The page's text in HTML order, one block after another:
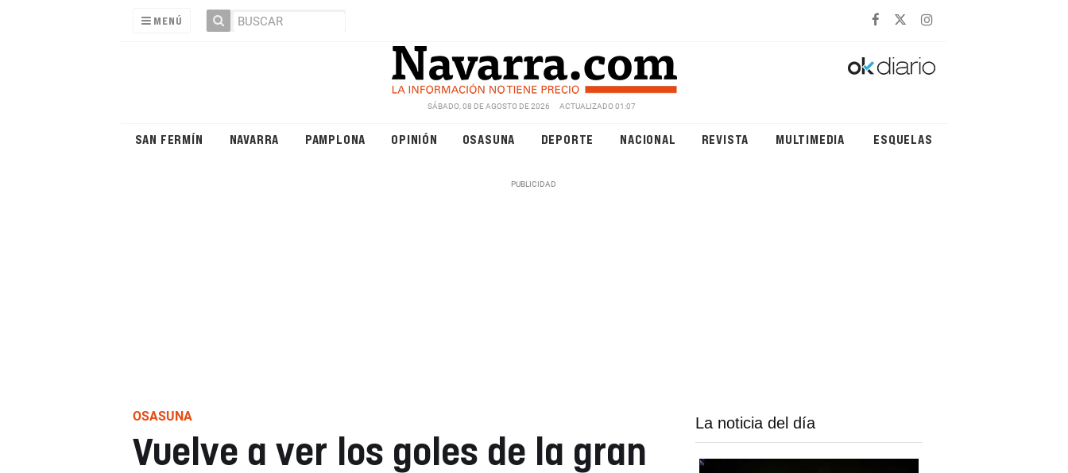
MENÚ
SÁBADO, 08 DE AGOSTO DE 2026 ACTUALIZADO 01:07
SAN FERMÍN NAVARRA PAMPLONA OPINIÓN OSASUNA DEPORTE NACIONAL REVISTA MULTIMEDIA ESQUELAS
OSASUNA
Vuelve a ver los goles de la gran
La noticia del día